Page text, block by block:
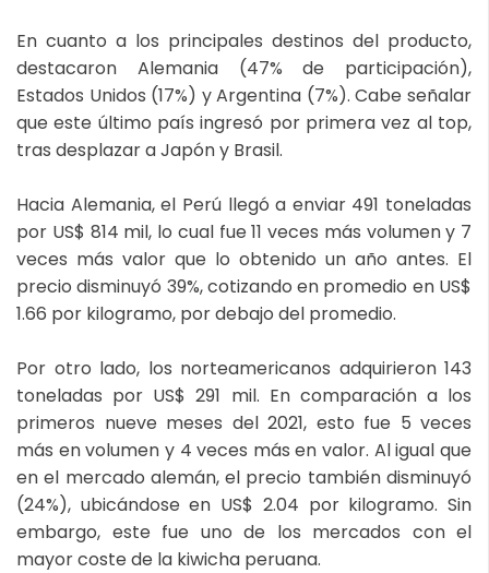
En cuanto a los principales destinos del producto,
destacaron Alemania (47% de participación),
Estados Unidos (17%) y Argentina (7%). Cabe señalar
que este último país ingresó por primera vez al top,
tras desplazar a Japón y Brasil.
Hacia Alemania, el Perú llegó a enviar 491 toneladas
por US$ 814 mil, lo cual fue 11 veces más volumen y 7
veces más valor que lo obtenido un año antes. El
precio disminuyó 39%, cotizando en promedio en US$
1.66 por kilogramo, por debajo del promedio.
Por otro lado, los norteamericanos adquirieron 143
toneladas por US$ 291 mil. En comparación a los
primeros nueve meses del 2021, esto fue 5 veces
más en volumen y 4 veces más en valor. Al igual que
en el mercado alemán, el precio también disminuyó
(24%), ubicándose en US$ 2.04 por kilogramo. Sin
embargo, este fue uno de los mercados con el
mayor coste de la kiwicha peruana.